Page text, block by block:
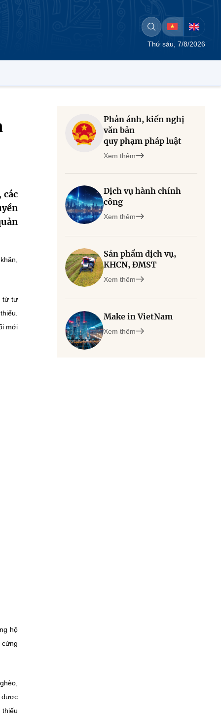
Thứ sáu, 7/8/2026
từ tư
mới
hộ
được
Phản ánh, kiến nghị
văn bản
quy phạm pháp luật
Xem thêm
Dịch vụ hành chính
công
Xem thêm
Sản phẩm dịch vụ,
KHCN, ĐMST
Xem thêm
Make in VietNam
Xem thêm